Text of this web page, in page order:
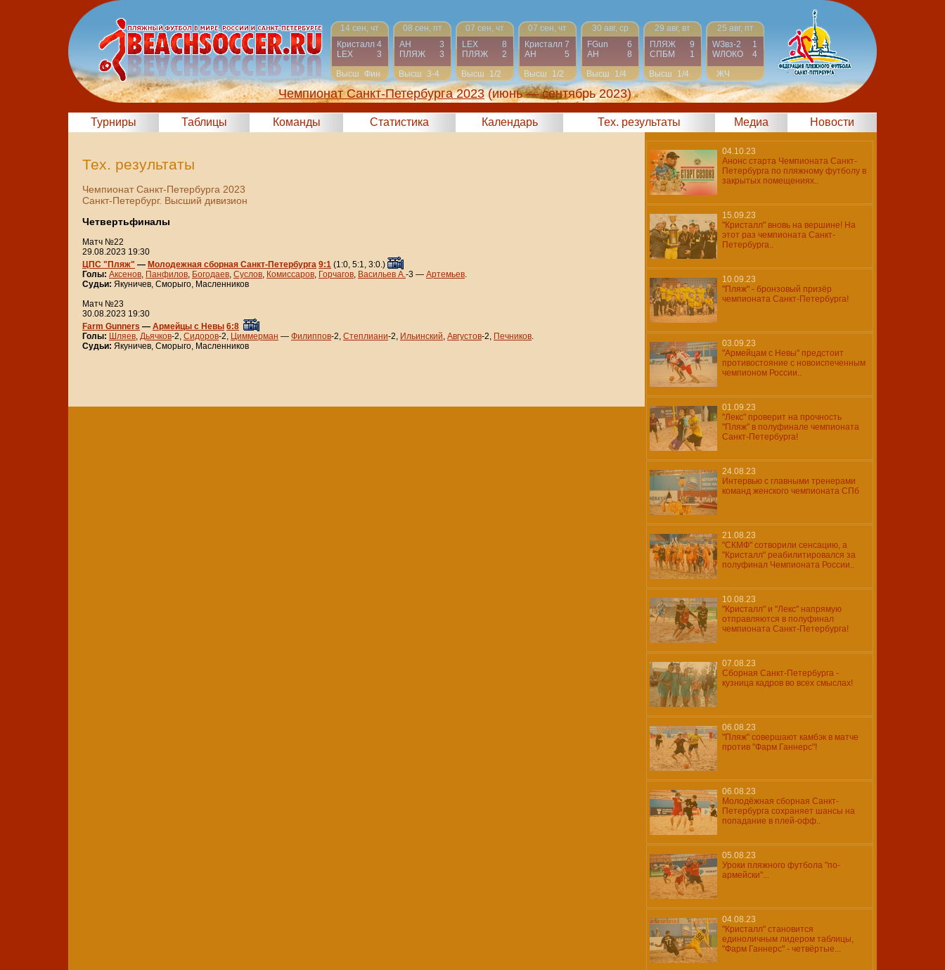
14 сен, чт
Кристалл 4
LEX
3
Высш Фин
08 сен, пт
АН
3
ПЛЯЖ
3
Высш 3-4
07 сен, чт
LEX
8
ПЛЯЖ
2
Высш
1/2
07 сен, чт
Кристалл 7
АН
5
Высш
1/2
30 авг, ср
FGun
6
АН
8
Высш
1/4
29 авг, вт
ПЛЯЖ
9
СПБМ
1
Высш
1/4
25 авг, пт
WЗвз-2
1
WЛОКО
4
ЖЧ
Финал
Чемпионат Санкт-Петербурга 2023 (июнь — сентябрь 2023)
Турниры Таблицы Команды Статистика Календарь Тех. результаты Медиа Новости
Тех. результаты
Чемпионат Санкт-Петербурга 2023
Санкт-Петербург. Высший дивизион
Четвертьфиналы
Матч №22
29.08.2023 19:30
ЦПС "Пляж" — Молодежная сборная Санкт-Петербурга 9:1 (1:0, 5:1, 3:0.)
Голы: Аксенов, Панфилов, Богодаев, Суслов, Комиссаров, Горчагов, Васильев А.-3 — Артемьев.
Судьи: Якуничев, Сморыго, Масленников
Матч №23
30.08.2023 19:30
Farm Gunners — Армейцы с Невы 6:8
Голы: Шляев, Дьячков-2, Сидоров-2, Циммерман — Филиппов-2, Степлиани-2, Ильинский, Августов-2, Печников.
Судьи: Якуничев, Сморыго, Масленников
04.10.23
Анонс старта Чемпионата Санкт-
Петербурга по пляжному футболу в
закрытых помещениях..
15.09.23
"Кристалл" вновь на вершине! На
этот раз чемпионата Санкт-
Петербурга..
10.09.23
"Пляж" - бронзовый призёр
чемпионата Санкт-Петербурга!
03.09.23
"Армейцам с Невы" предстоит
противостояние с новоиспеченным
чемпионом России..
01.09.23
"Лекс" проверит на прочность
"Пляж" в полуфинале чемпионата
Санкт-Петербурга!
24.08.23
Интервью с главными тренерами
команд женского чемпионата СПб
21.08.23
"СКМФ" сотворили сенсацию, а
"Кристалл" реабилитировался за
полуфинал Чемпионата России..
10.08.23
"Кристалл" и "Лекс" напрямую
отправляются в полуфинал
чемпионата Санкт-Петербурга!
07.08.23
Сборная Санкт-Петербурга -
кузница кадров во всех смыслах!
06.08.23
"Пляж" совершают камбэк в матче
против "Фарм Ганнерс"!
06.08.23
Молодёжная сборная Санкт-
Петербурга сохраняет шансы на
попадание в плей-офф..
05.08.23
Уроки пляжного футбола "по-
армейски"...
04.08.23
"Кристалл" становится
единоличным лидером таблицы,
"Фарм Ганнерс" - четвёртые...